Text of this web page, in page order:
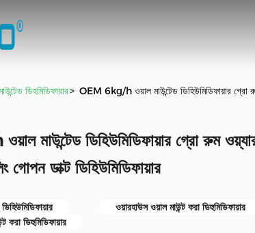
ডিহমিডিফায়ার> OEM 6kg/h ওয়াল মাউন্টেড ডিহিউমিডিফায়ার গ্রো রুম
মাউন্টেড ডিহিউমিডিফায়ার গ্রো রুম
গোপন ডাক্ট ডিহিউমিডিফায়ার
ওয়ারহাউস ওয়াল মাউন্ট করা ডিহুমিডিফায়ার
করা ডিহুমিডিফায়ার